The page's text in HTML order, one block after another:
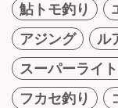
鮎トモ釣り
アジング
ル
スーパーライ
フカセ釣り